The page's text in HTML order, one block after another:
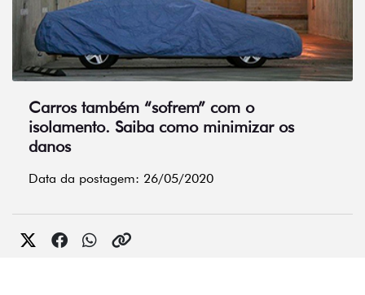
Carros também “sofrem” com o
isolamento. Saiba como minimizar os
danos
Data da postagem: 26/05/2020